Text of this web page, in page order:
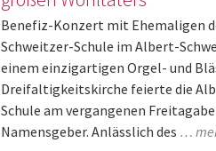
Benefiz-Konzert mit Ehemaligen
Schweitzer-Schule im Albert-
einem einzigartigen Orgel- und
Dreifaltigkeitskirche feierte die
Schule am vergangenen
Namensgeber. Anlässlich des …